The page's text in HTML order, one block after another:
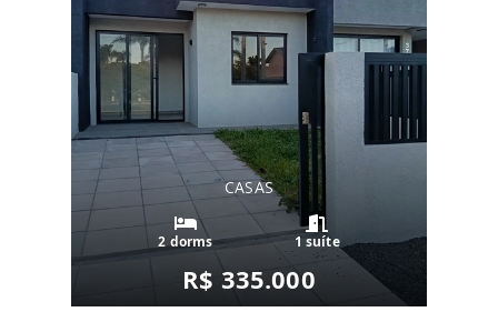
CASAS
2 dorms 1 suíte
R$ 335.000